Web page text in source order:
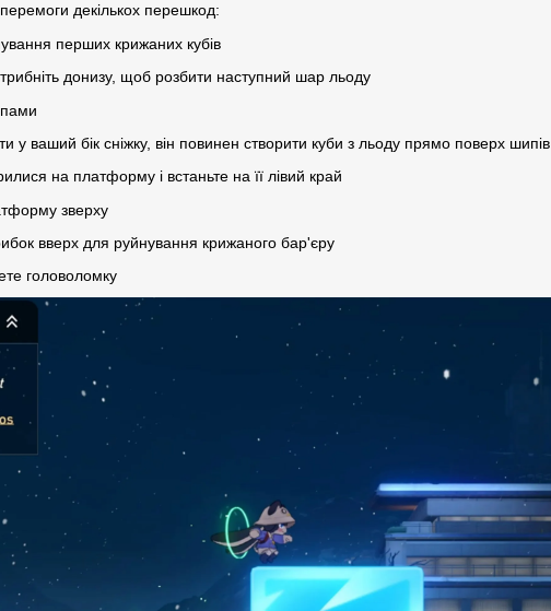
декількох перешкод:
перших крижаних кубів
донизу, щоб розбити наступний шар льоду
у ваший бік сніжку, він повинен створити куби з льоду прямо поверх шипів
на платформу і встаньте на її лівий край
зверху
вверх для руйнування крижаного бар'єру
головоломку